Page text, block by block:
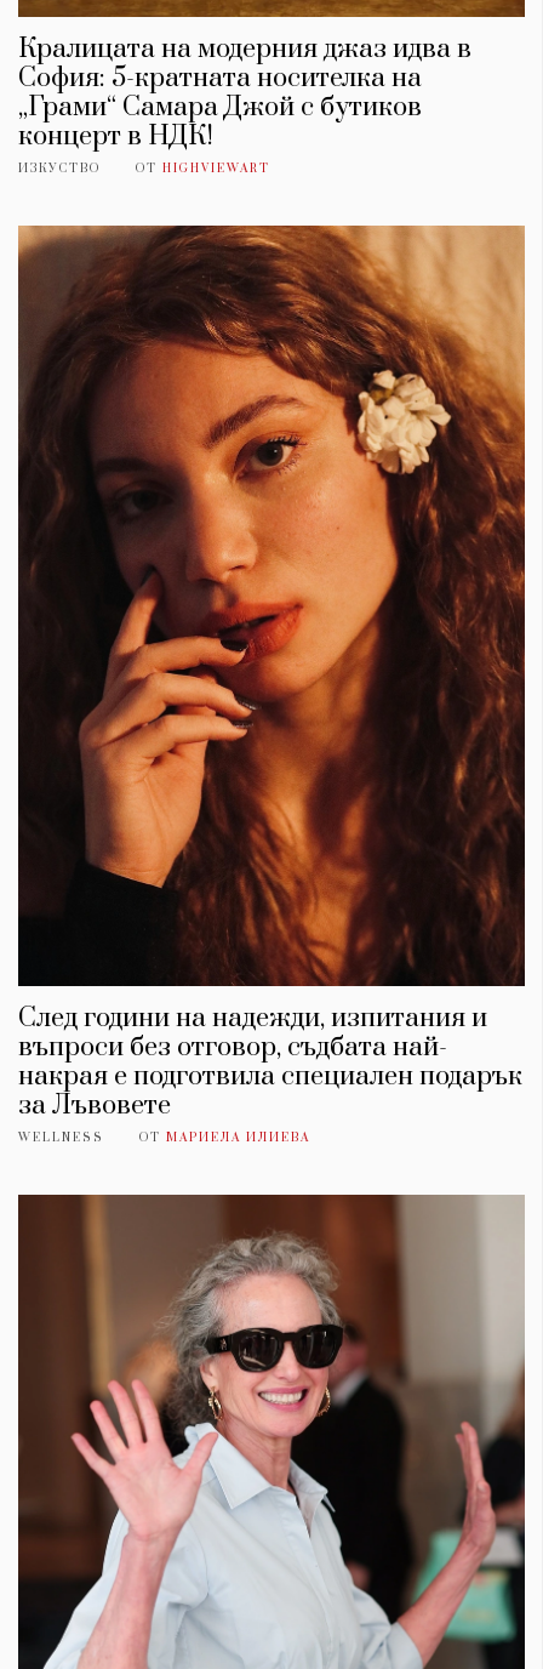
Кралицата на модерния джаз идва в
София: 5-кратната носителка на
„Грами“ Самара Джой с бутиков
концерт в НДК!
ИЗКУСТВО ОТ HIGHVIEWART
След години на надежди, изпитания и
въпроси без отговор, съдбата най-
накрая е подготвила специален подарък
за Лъвовете
WELLNESS ОТ МАРИЕЛА ИЛИЕВА